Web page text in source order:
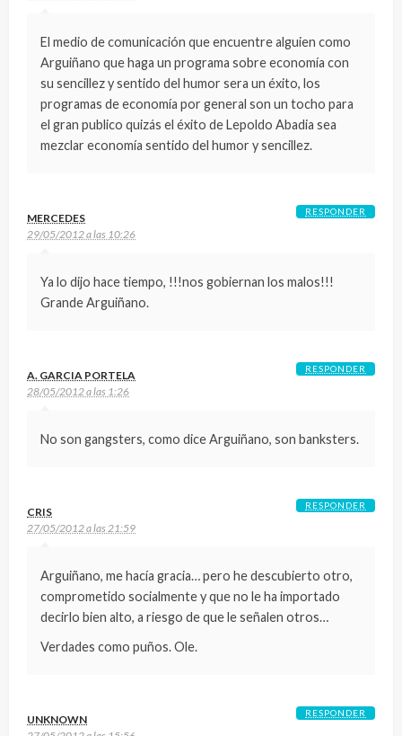
El medio de comunicación que encuentre alguien como
Arguiñano que haga un programa sobre economía con
su sencillez y sentido del humor sera un éxito, los
programas de economía por general son un tocho para
el gran publico quizás el éxito de Lepoldo Abadia sea
mezclar economía sentido del humor y sencillez.
MERCEDES
29/05/2012 a las 10:26
Ya lo dijo hace tiempo, !!!nos gobiernan los malos!!!
Grande Arguiñano.
RESPONDER
A. GARCIA PORTELA
28/05/2012 a las 1:26
No son gangsters, como dice Arguiñano, son banksters.
RESPONDER
CRIS
27/05/2012 a las 21:59
Arguiñano, me hacía gracia… pero he descubierto otro,
comprometido socialmente y que no le ha importado
decirlo bien alto, a riesgo de que le señalen otros…
Verdades como puños. Ole.
RESPONDER
UNKNOWN
RESPONDER